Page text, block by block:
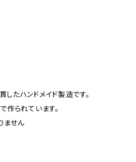
たハンドメイド製造です。
られています。
ません